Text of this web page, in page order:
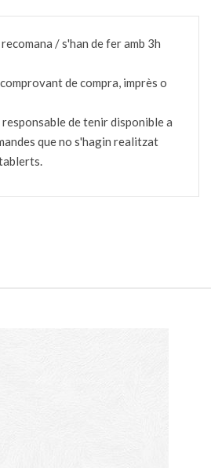
/ s'han de fer amb 3h
de compra, imprès o
de tenir disponible a
que no s'hagin realitzat